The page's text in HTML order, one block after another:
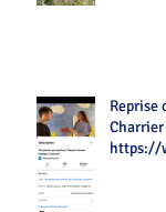
Reprise
Charrier
https://